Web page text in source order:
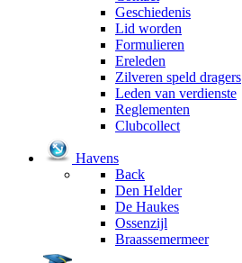
Geschiedenis
Lid worden
Formulieren
Ereleden
Zilveren speld dragers
Leden van verdienste
Reglementen
Clubcollect
Havens
Back
Den Helder
De Haukes
Ossenzijl
Braassemermeer